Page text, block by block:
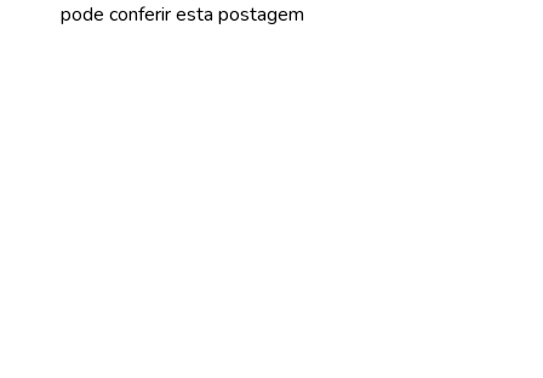
pode conferir esta postagem